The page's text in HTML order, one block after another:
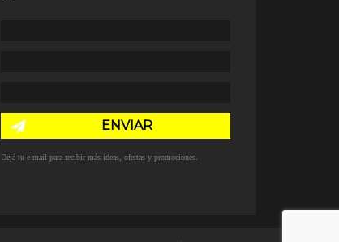
ENVIAR
Dejá tu e-mail para recibir más ideas, ofertas y promociones.